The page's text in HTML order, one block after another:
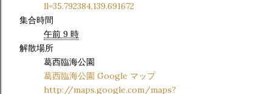
ll=35.792384,139.691672
集合時間
午前 9 時
解散場所
葛西臨海公園
葛西臨海公園 Google マップ
http://maps.google.com/maps?